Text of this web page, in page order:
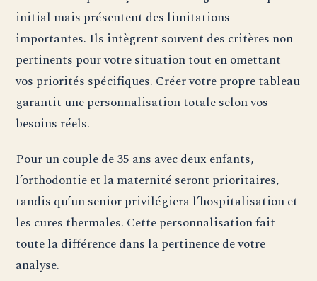
initial mais présentent des limitations
importantes. Ils intègrent souvent des critères non
pertinents pour votre situation tout en omettant
vos priorités spécifiques. Créer votre propre tableau
garantit une personnalisation totale selon vos
besoins réels.
Pour un couple de 35 ans avec deux enfants,
l’orthodontie et la maternité seront prioritaires,
tandis qu’un senior privilégiera l’hospitalisation et
les cures thermales. Cette personnalisation fait
toute la différence dans la pertinence de votre
analyse.